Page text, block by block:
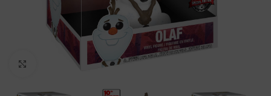
Clic para ampliar